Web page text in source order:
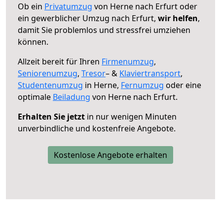
Ob ein Privatumzug von Herne nach Erfurt oder
ein gewerblicher Umzug nach Erfurt, wir helfen,
damit Sie problemlos und stressfrei umziehen
können.
Allzeit bereit für Ihren Firmenumzug,
Seniorenumzug, Tresor– & Klaviertransport,
Studentenumzug in Herne, Fernumzug oder eine
optimale Beiladung von Herne nach Erfurt.
Erhalten Sie jetzt in nur wenigen Minuten
unverbindliche und kostenfreie Angebote.
Kostenlose Angebote erhalten